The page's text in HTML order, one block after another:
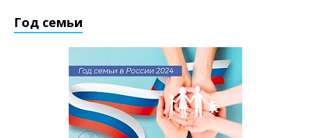
Год семьи